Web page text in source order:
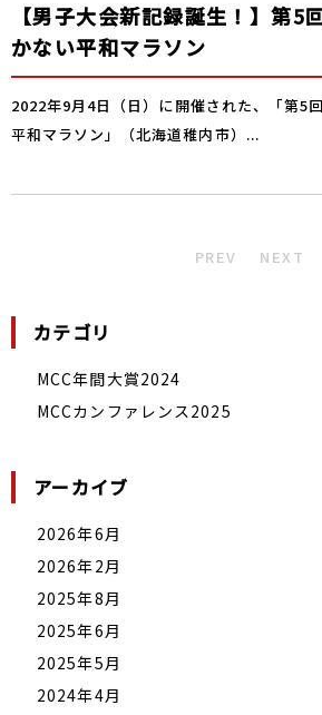
【男子大会新記録誕生！】第5
かない平和マラソン
2022年9月4日（日）に開催された、「第5
平和マラソン」（北海道稚内市）...
PREV NEXT
カテゴリ
MCC年間大賞2024
MCCカンファレンス2025
アーカイブ
2026年6月
2026年2月
2025年8月
2025年6月
2025年5月
2024年4月